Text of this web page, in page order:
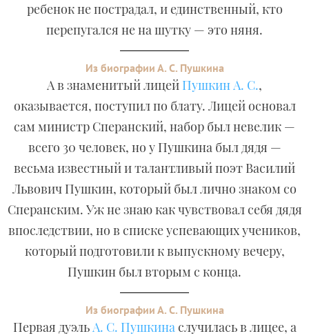
ребенок не пострадал, и единственный, кто
перепугался не на шутку — это няня.
Из биографии А. С. Пушкина
А в знаменитый лицей Пушкин А. С.,
оказывается, поступил по блату. Лицей основал
сам министр Сперанский, набор был невелик —
всего 30 человек, но у Пушкина был дядя —
весьма известный и талантливый поэт Василий
Львович Пушкин, который был лично знаком со
Сперанским. Уж не знаю как чувствовал себя дядя
впоследствии, но в списке успевающих учеников,
который подготовили к выпускному вечеру,
Пушкин был вторым с конца.
Из биографии А. С. Пушкина
Первая дуэльА. С. Пушкинаслучилась в лицее, а